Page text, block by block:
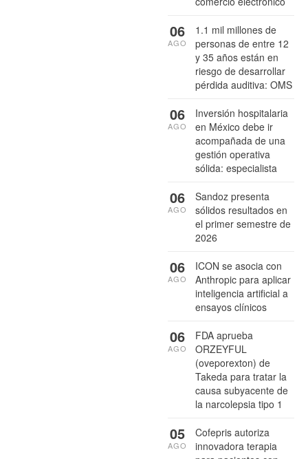
1.1 mil millones de
personas de entre 12
y 35 años están en
riesgo de desarrollar
pérdida auditiva: OMS
06
AGO
Inversión hospitalaria
en México debe ir
acompañada de una
gestión operativa
sólida: especialista
06
AGO
Sandoz presenta
sólidos resultados en
el primer semestre de
2026
06
AGO
ICON se asocia con
Anthropic para aplicar
inteligencia artificial a
ensayos clínicos
06
AGO
FDA aprueba
ORZEYFUL
(oveporexton) de
Takeda para tratar la
causa subyacente de
la narcolepsia tipo 1
06
AGO
Cofepris autoriza
innovadora terapia
05
AGO